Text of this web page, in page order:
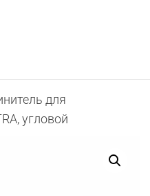
для
угловой